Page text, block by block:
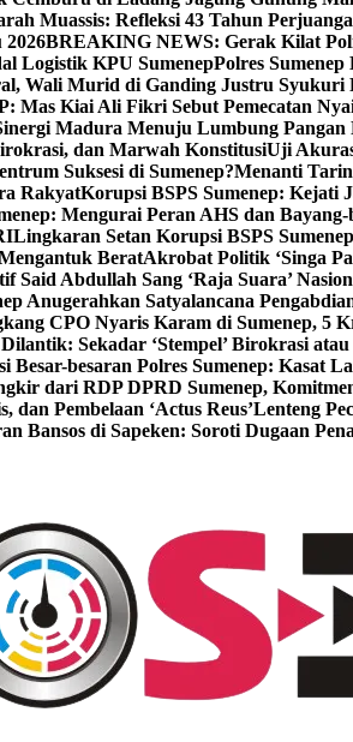
Muassis: Refleksi 43 Tahun
2026BREAKING NEWS: Gerak Kilat
Logistik KPU SumenepPolres
Wali Murid di Ganding Justru Syukuri
Mas Kiai Ali Fikri Sebut Pemecatan
Madura Menuju Lumbung
dan Marwah KonstitusiUji
Suksesi di Sumenep?Menanti
RakyatKorupsi BSPS Sumenep: Kejati
Mengurai Peran AHS dan
Lingkaran Setan Korupsi BSPS
BeratAkrobat Politik ‘Singa
Abdullah Sang ‘Raja Suara’
Anugerahkan Satyalancana
CPO Nyaris Karam di Sumenep, 5
Sekadar ‘Stempel’ Birokrasi
Besar-besaran Polres Sumenep: Kasat
dari RDP DPRD Sumenep,
Pembelaan ‘Actus Reus’Lenteng
Bansos di Sapeken: Soroti Dugaan